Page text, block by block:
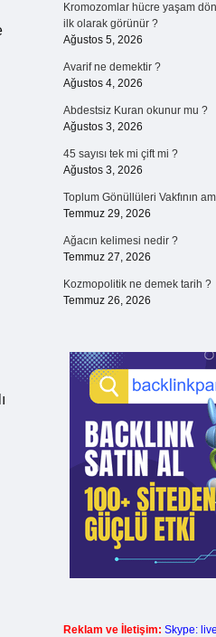
Kromozomlar hücre yaşam
ilk olarak görünür ?
Ağustos 5, 2026
Avarif ne demektir ?
Ağustos 4, 2026
Abdestsiz Kuran okunur mu ?
Ağustos 3, 2026
45 sayısı tek mi çift mi ?
Ağustos 3, 2026
Toplum Gönüllüleri Vakfının
Temmuz 29, 2026
Ağacın kelimesi nedir ?
Temmuz 27, 2026
Kozmopolitik ne demek tarih ?
Temmuz 26, 2026
Reklam ve İletişim: Skype: